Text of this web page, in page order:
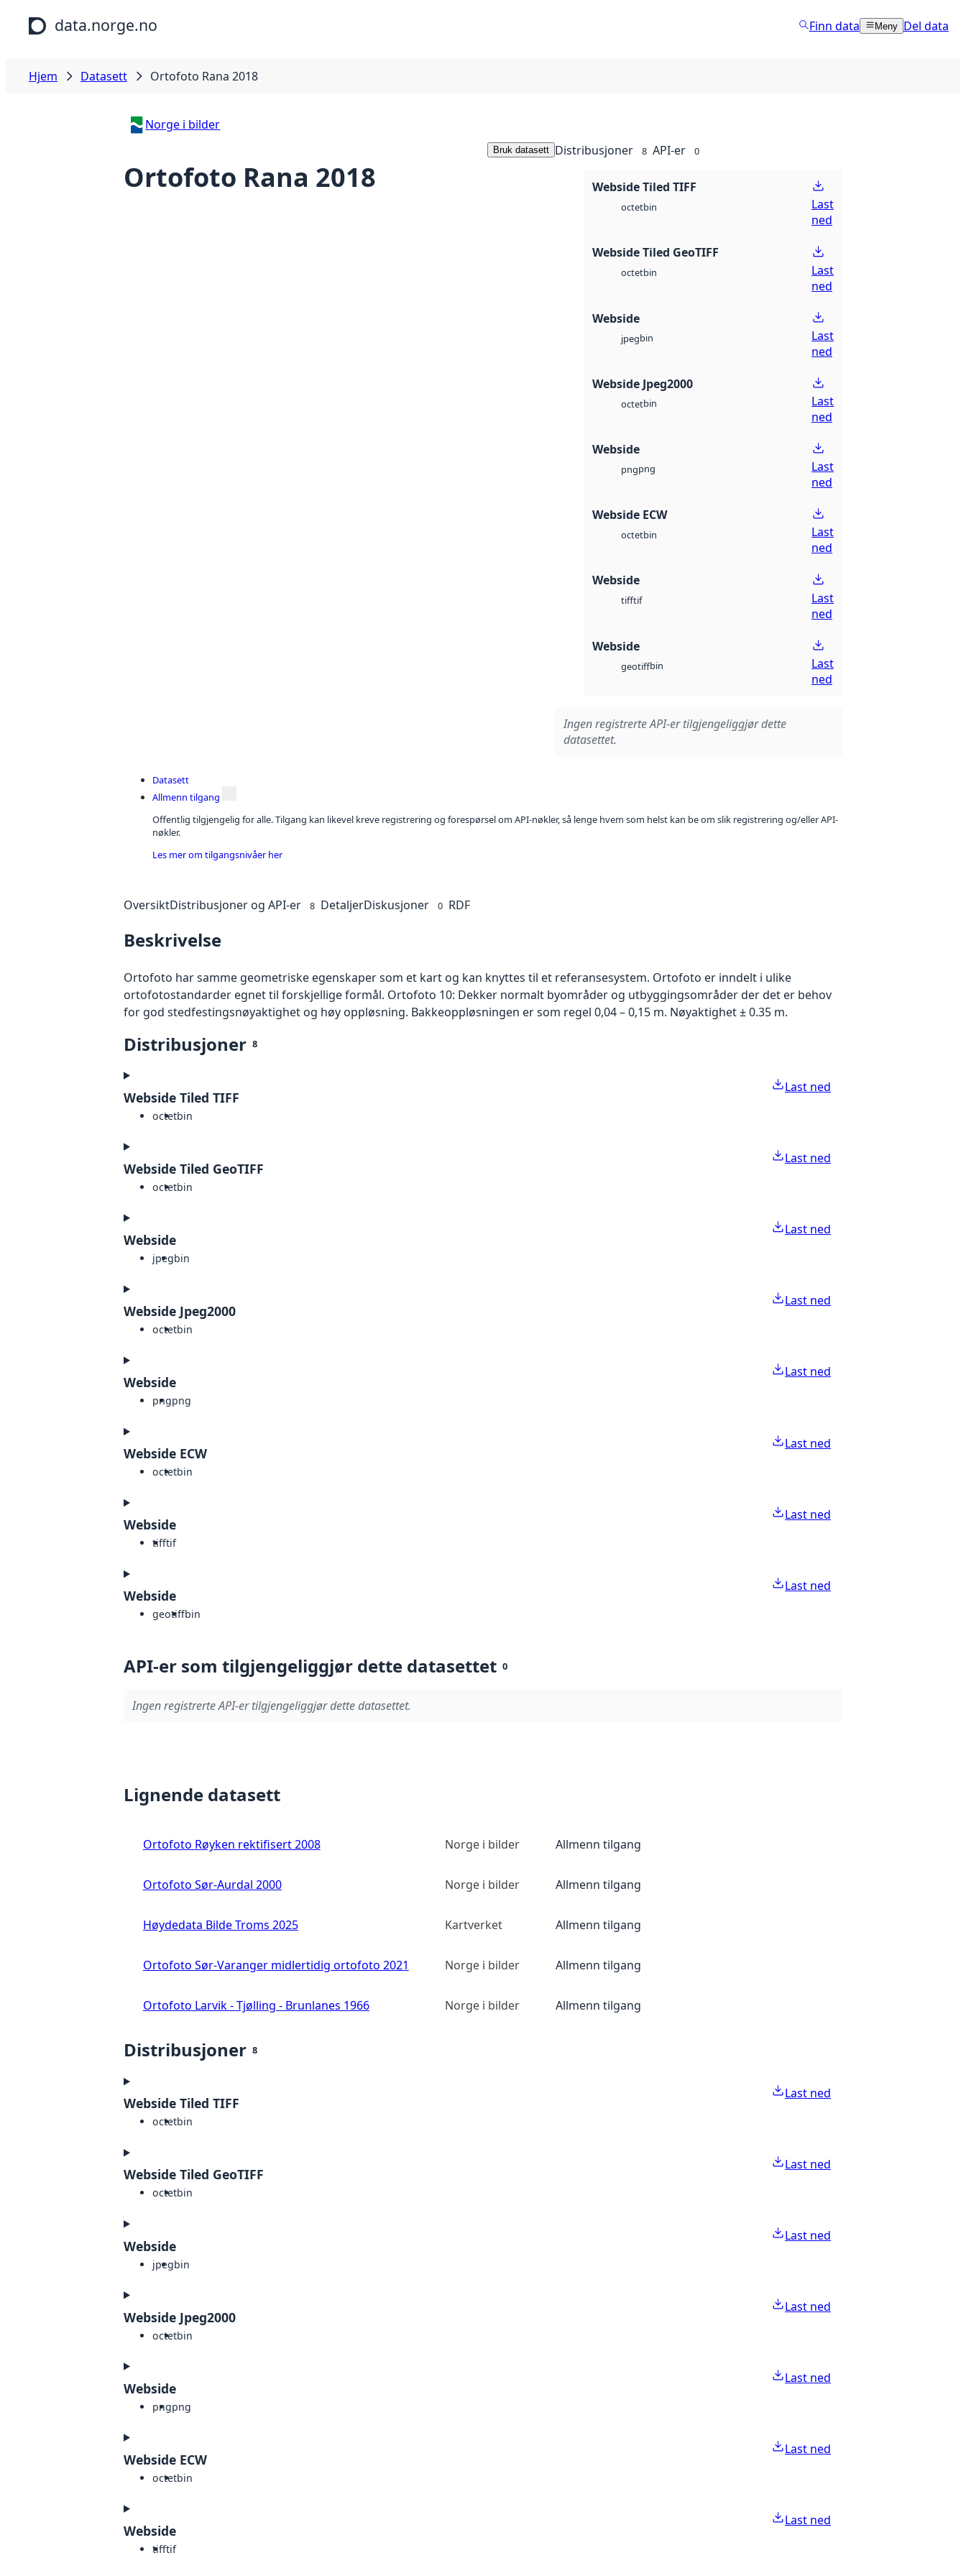
Hopp til hovedinnhold
data.norge.no Finn data Meny Del data
Hjem Datasett Ortofoto Rana 2018
Norge i bilder
Ortofoto Rana 2018
Bruk datasett Distribusjoner 8 API-er 0
Webside Tiled TIFF
octetbin
Last
ned
Webside Tiled GeoTIFF
octetbin
Last
ned
Webside
jpegbin
Last
ned
Webside Jpeg2000
octetbin
Last
ned
Webside
pngpng
Last
ned
Webside ECW
octetbin
Last
ned
Webside
tifftif
Last
ned
Webside
geotiffbin
Last
ned
Ingen registrerte API-er tilgjengeliggjør dette
datasettet.
Datasett
Allmenn tilgang
Offentlig tilgjengelig for alle. Tilgang kan likevel kreve registrering og forespørsel om API-nøkler, så lenge hvem som helst kan be om slik registrering og/eller API-
nøkler.
Les mer om tilgangsnivåer her
OversiktDistribusjoner og API-er 8 DetaljerDiskusjoner 0 RDF
Beskrivelse
Ortofoto har samme geometriske egenskaper som et kart og kan knyttes til et referansesystem. Ortofoto er inndelt i ulike
ortofotostandarder egnet til forskjellige formål. Ortofoto 10: Dekker normalt byområder og utbyggingsområder der det er behov
for god stedfestingsnøyaktighet og høy oppløsning. Bakkeoppløsningen er som regel 0,04 – 0,15 m. Nøyaktighet ± 0.35 m.
Distribusjoner 8
Webside Tiled TIFF
octetbin
Last ned
Webside Tiled GeoTIFF
octetbin
Last ned
Webside
jpegbin
Last ned
Webside Jpeg2000
octetbin
Last ned
Webside
pngpng
Last ned
Webside ECW
octetbin
Last ned
Webside
tifftif
Last ned
Webside
geotiffbin
Last ned
API-er som tilgjengeliggjør dette datasettet 0
Ingen registrerte API-er tilgjengeliggjør dette datasettet.
Lignende datasett
Ortofoto Røyken rektifisert 2008 Norge i bilder Allmenn tilgang
Ortofoto Sør-Aurdal 2000 Norge i bilder Allmenn tilgang
Høydedata Bilde Troms 2025 Kartverket Allmenn tilgang
Ortofoto Sør-Varanger midlertidig ortofoto 2021 Norge i bilder Allmenn tilgang
Ortofoto Larvik - Tjølling - Brunlanes 1966 Norge i bilder Allmenn tilgang
Distribusjoner 8
Webside Tiled TIFF
octetbin
Last ned
Webside Tiled GeoTIFF
octetbin
Last ned
Webside
jpegbin
Last ned
Webside Jpeg2000
octetbin
Last ned
Webside
pngpng
Last ned
Webside ECW
octetbin
Last ned
Webside
tifftif
Last ned